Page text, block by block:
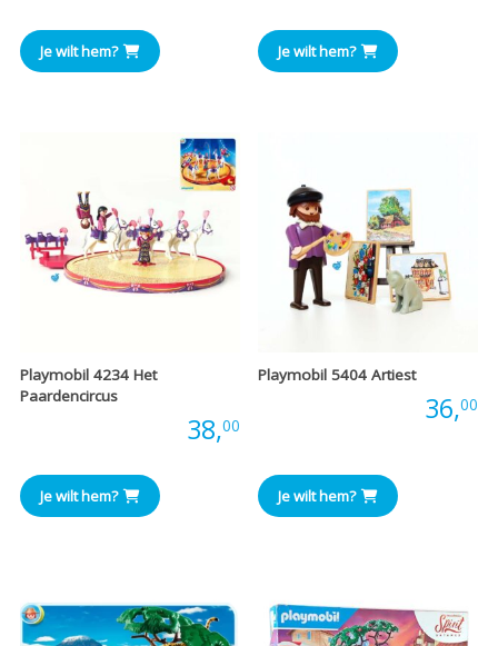
Je wilt hem? Je wilt hem?
Playmobil 4234 Het
Paardencircus
38,00
Je wilt hem?
Playmobil 5404 Artiest
36,00
Je wilt hem?